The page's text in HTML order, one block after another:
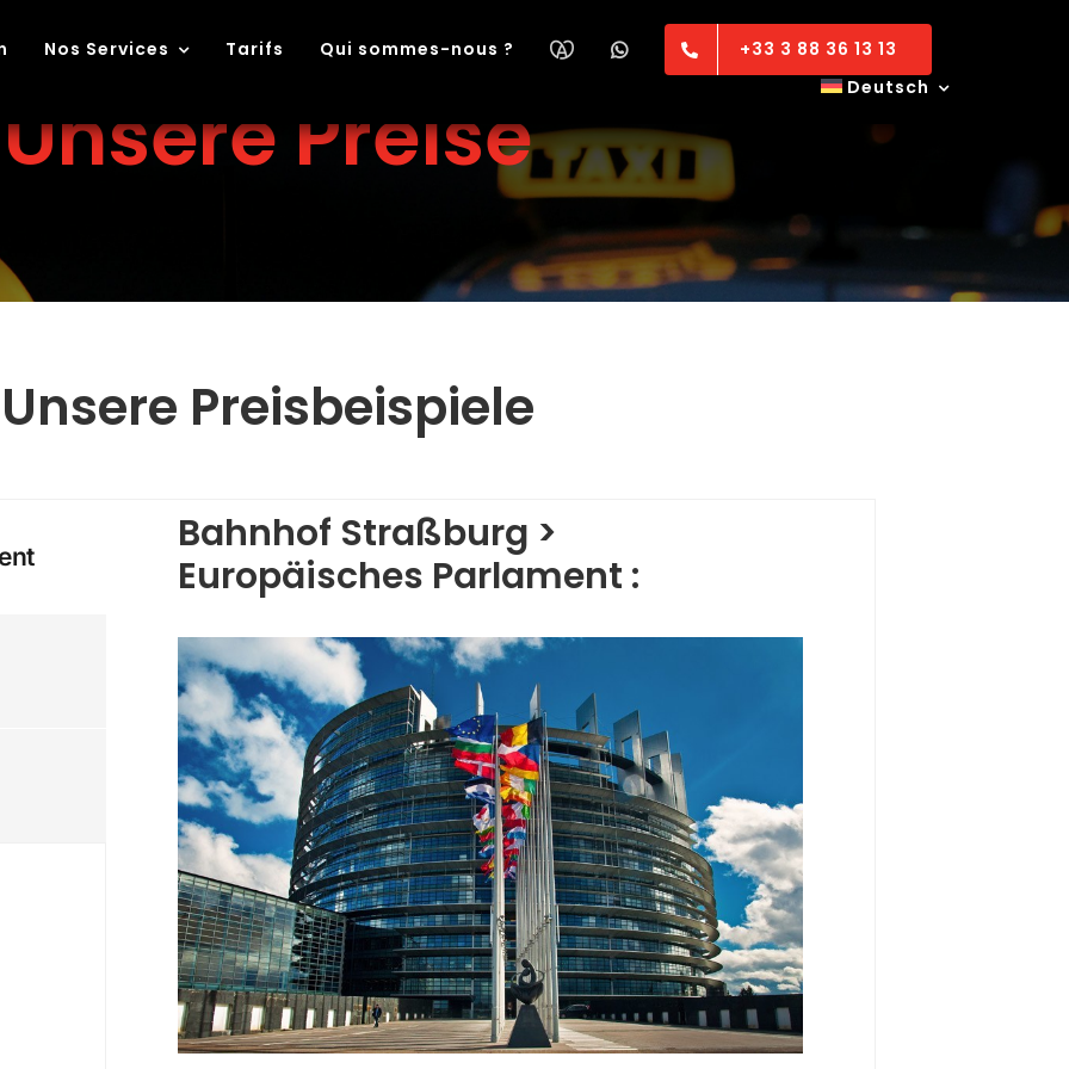
Nos Services Tarifs Qui sommes-nous ?
+33 3 88 36 13 13
Deutsch
Unsere Preise
Unsere Preisbeispiele
Bahnhof Straßburg >
Europäisches Parlament :